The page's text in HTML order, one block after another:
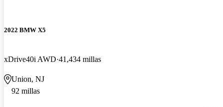
2022 BMW X5
xDrive40i AWD 41,434 millas
Union, NJ
92 millas